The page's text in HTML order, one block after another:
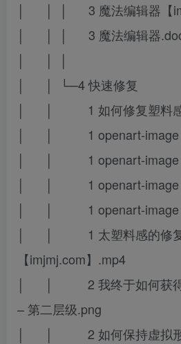
│ │ │ 3 魔法编辑器【
│ │ │ 3 魔法编辑器
│ │ │
│ │ └─4 快速修复
│ │ 1 如何修复塑料感
│ │ 1 openart-image
│ │ 1 openart-image
│ │ 1 openart-image
│ │ 1 openart-image
│ │ 1 太塑料感的修
【imjmj.com】.mp4
│ │ 2 我终于如何获得
– 第二层级.png
│ │ 2 如何保持虚拟形